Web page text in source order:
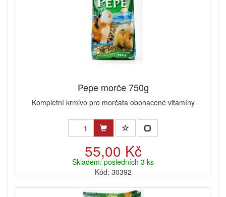
Pepe morče 750g
Kompletní krmivo pro morčata obohacené vitamíny
55,00 Kč
Skladem: posledních 3 ks
Kód: 30392